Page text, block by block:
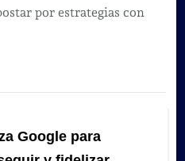
por estrategias con
Google para